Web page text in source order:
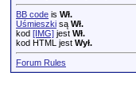
BB code is Wł.
Uśmieszki są Wł.
kod [IMG] jest Wł.
kod HTML jest Wył.
Forum Rules